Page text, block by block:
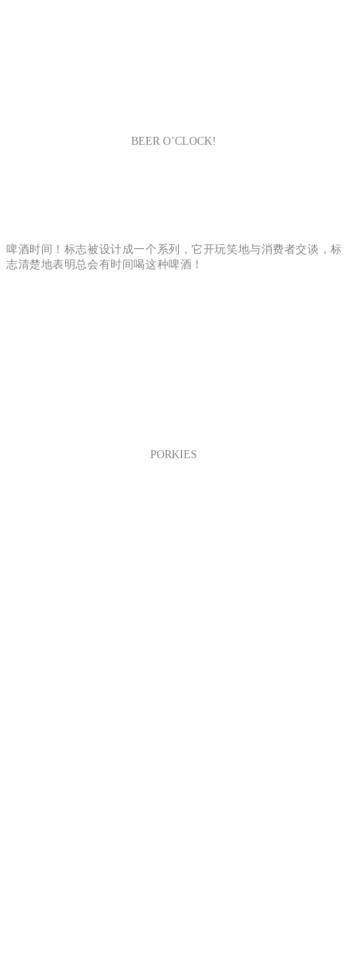
BEER O’CLOCK!
啤酒时间！标志被设计成一个系列，它开玩笑地与消费者交谈，标
志清楚地表明总会有时间喝这种啤酒！
PORKIES